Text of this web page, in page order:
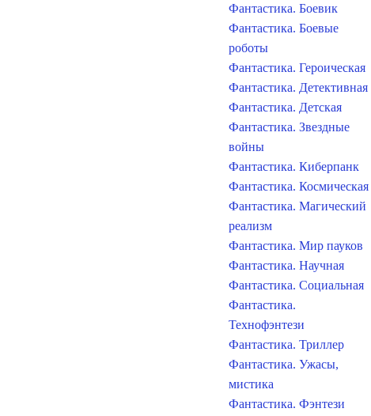
Фантастика. Боевик
Фантастика. Боевые
роботы
Фантастика. Героическая
Фантастика. Детективная
Фантастика. Детская
Фантастика. Звездные
войны
Фантастика. Киберпанк
Фантастика. Космическая
Фантастика. Магический
реализм
Фантастика. Мир пауков
Фантастика. Научная
Фантастика. Социальная
Фантастика.
Технофэнтези
Фантастика. Триллер
Фантастика. Ужасы,
мистика
Фантастика. Фэнтези